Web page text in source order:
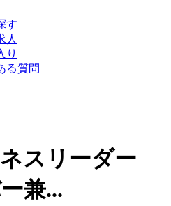
す
人
り
る質問
スリーダー
兼...